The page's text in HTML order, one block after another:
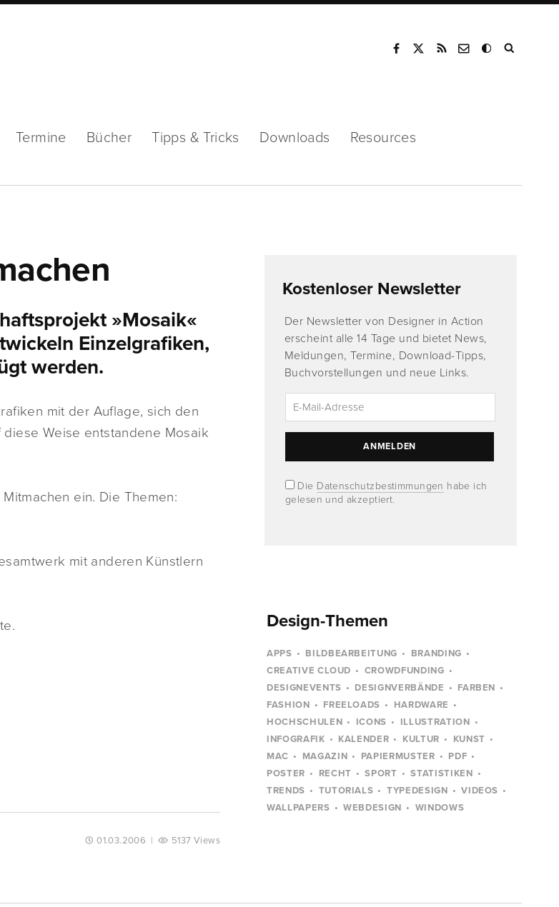
Termine Bücher Tipps & Tricks Downloads Resources
»Mosaik«
Einzelgrafiken,
werden.
mit der Auflage, sich den
Weise entstandene Mosaik
ein. Die Themen:
mit anderen Künstlern
01.03.2006 | 5137 Views
Kostenloser Newsletter
Der Newsletter von Designer in Action
erscheint alle 14 Tage und bietet News,
Meldungen, Termine, Download-Tipps,
Buchvorstellungen und neue Links.
Die Datenschutzbestimmungen habe ich
gelesen und akzeptiert.
Design-Themen
APPS BILDBEARBEITUNG
BRANDING
CREATIVE CLOUD
CROWDFUNDING
DESIGNEVENTS
DESIGNVERBÄNDE
FARBEN
FASHION
FREELOADS
HARDWARE
HOCHSCHULEN
ICONS
ILLUSTRATION
INFOGRAFIK
KALENDER KULTUR
KUNST
MAC
MAGAZIN PAPIERMUSTER
PDF
POSTER
RECHT SPORT
STATISTIKEN
TRENDS
TUTORIALS TYPEDESIGN
VIDEOS
WALLPAPERS
WEBDESIGN WINDOWS